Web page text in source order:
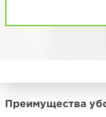
Преимущества